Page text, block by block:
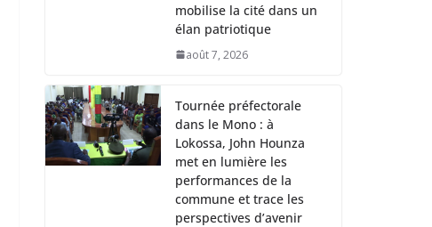
mobilise la cité dans un
élan patriotique
août 7, 2026
Tournée préfectorale
dans le Mono : à
Lokossa, John Hounza
met en lumière les
performances de la
commune et trace les
perspectives d’avenir